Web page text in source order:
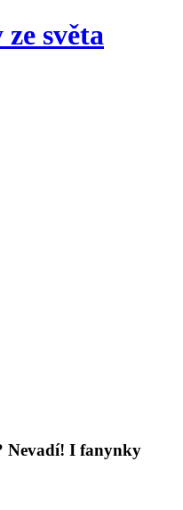
světa
Nevadí! I fanynky